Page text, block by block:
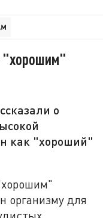
"хорошим"
о
как "хороший"
организму для